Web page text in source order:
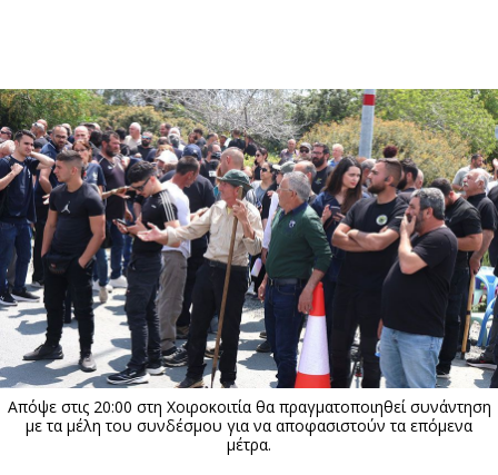
ΚΑΤΗΓΟΡΙΕΣ ΣΥΝΔΕΣΗ
Κύπρος
Παιδεία
Υγεία
Πολιτική
Βουλευτικές 2026
Εκλογές 2024
Προεδρικές 2023
Απόψεις
Αρθρογραφία
The Hill
Υγεία
Αγγελίες
Ενοικιάζονται
Πωλούνται
Απόψε στις 20:00 στη Χοιροκοιτία θα πραγματοποιηθεί συνάντηση
με τα μέλη του συνδέσμου για να αποφασιστούν τα επόμενα
μέτρα.